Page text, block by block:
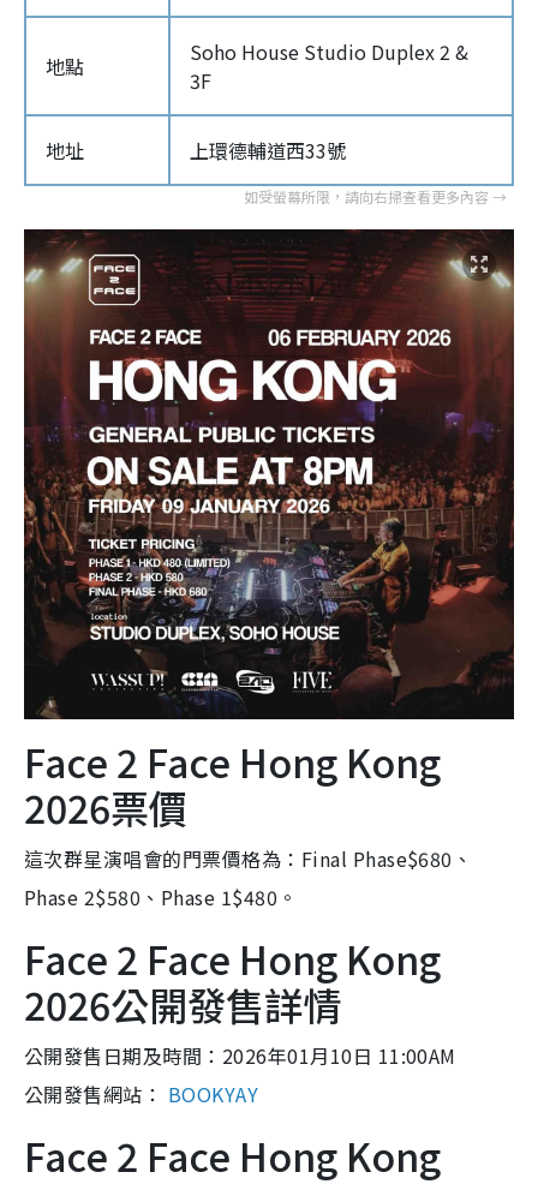
地點
Soho House Studio Duplex 2 &
3F
地址 上環德輔道西33號
Face 2 Face Hong Kong
2026票價
這次群星演唱會的門票價格為：Final Phase$680、
Phase 2$580、Phase 1$480。
Face 2 Face Hong Kong
2026公開發售詳情
公開發售日期及時間：2026年01月10日 11:00AM
公開發售網站： BOOKYAY
Face 2 Face Hong Kong